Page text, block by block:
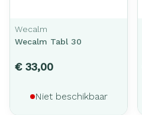
Wecalm
Wecalm Tabl 30
€ 33,00
Niet beschikbaar